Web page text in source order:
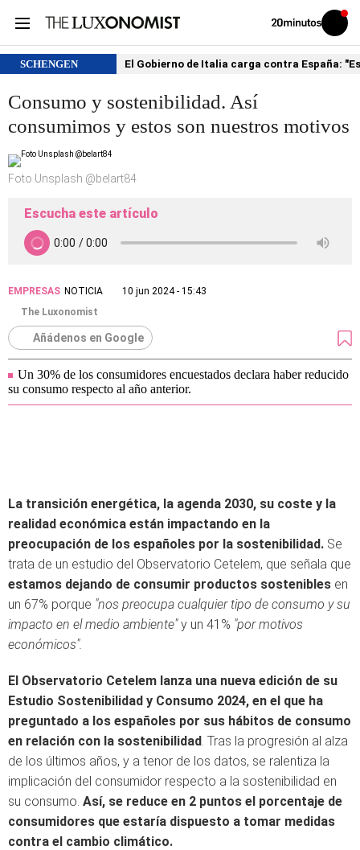
Volver
Iniciar
sesión
SCHENGEN El Gobierno de Italia carga contra España:
Consumo y sostenibilidad. Así
consumimos y estos son nuestros motivos
Foto Unsplash @belart84
Escucha este artículo
EMPRESAS NOTICIA
10 jun 2024 - 15:43
The Luxonomist
Añádenos en Google
Un 30% de los consumidores encuestados declara haber reducido
su consumo respecto al año anterior.
La transición energética, la agenda 2030, su coste y la
realidad económica están impactando en la
preocupación de los españoles por la sostenibilidad. Se
trata de un estudio del Observatorio Cetelem, que señala que
estamos dejando de consumir productos sostenibles en
un 67% porque "nos preocupa cualquier tipo de consumo y su
impacto en el medio ambiente"y un 41% "por motivos
económicos".
El Observatorio Cetelem lanza una nueva edición de su
Estudio Sostenibilidad y Consumo 2024, en el que ha
preguntado a los españoles por sus hábitos de consumo
en relación con la sostenibilidad. Tras la progresión al alza
de los últimos años, y a tenor de los datos, se ralentiza la
implicación del consumidor respecto a la sostenibilidad en
su consumo. Así, se reduce en 2 puntos el porcentaje de
consumidores que estaría dispuesto a tomar medidas
contra el cambio climático.